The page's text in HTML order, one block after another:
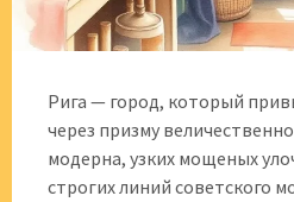
Рига — город, который
через призму
модерна, узких мощеных
строгих линий советского